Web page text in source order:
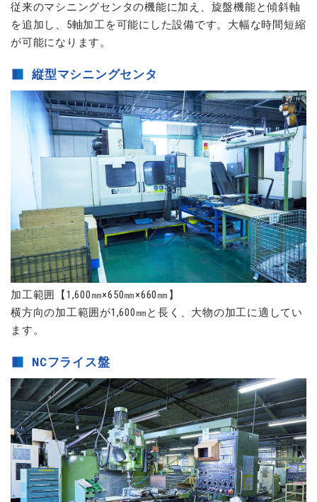
従来のマシニングセンタの機能に加え、旋盤機能と傾斜軸
を追加し、5軸加工を可能にした設備です。大幅な時間短縮
が可能になります。
縦型マシニングセンタ
加工範囲【1,600㎜×650㎜×660㎜】
横方向の加工範囲が1,600㎜と長く、大物の加工に適してい
ます。
NCフライス盤